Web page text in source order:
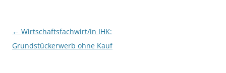
Beitragsnavigation
← Wirtschaftsfachwirt/in IHK:
Grundstückerwerb ohne Kauf